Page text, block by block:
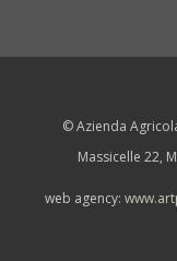
© Azienda
Massicelle 22,
web agency: